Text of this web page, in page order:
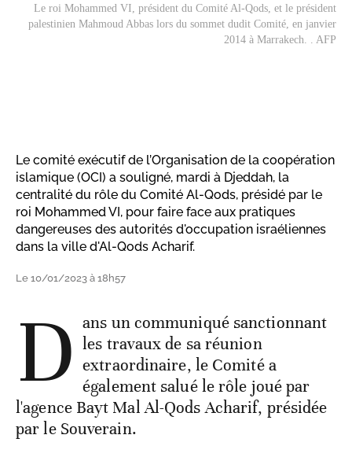
Le roi Mohammed VI, président du Comité Al-Qods, et le président
palestinien Mahmoud Abbas lors du sommet dudit Comité, en janvier
2014 à Marrakech. . AFP
Le comité exécutif de l’Organisation de la coopération
islamique (OCI) a souligné, mardi à Djeddah, la
centralité du rôle du Comité Al-Qods, présidé par le
roi Mohammed VI, pour faire face aux pratiques
dangereuses des autorités d'occupation israéliennes
dans la ville d'Al-Qods Acharif.
Le 10/01/2023 à 18h57
D ans un communiqué sanctionnant
les travaux de sa réunion
extraordinaire, le Comité a
également salué le rôle joué par
l'agence Bayt Mal Al-Qods Acharif, présidée
par le Souverain.